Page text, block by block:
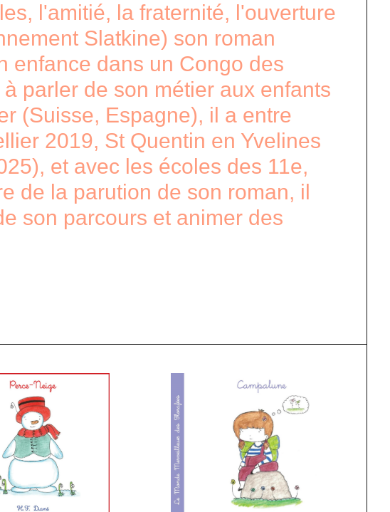
l'amitié, la fraternité, l'ouverture
Slatkine) son roman
enfance dans un Congo des
parler de son métier aux enfants
(Suisse, Espagne), il a entre
2019, St Quentin en Yvelines
et avec les écoles des 11e,
de la parution de son roman, il
son parcours et animer des